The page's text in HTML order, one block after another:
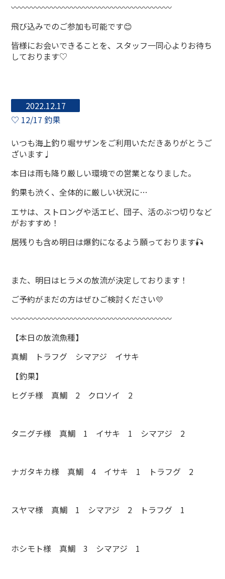
〰〰〰〰〰〰〰〰〰〰〰〰〰〰〰〰〰〰〰〰
飛び込みでのご参加も可能です😊
皆様にお会いできることを、スタッフ一同心よりお待ち
しております♡
2022.12.17
♡ 12/17 釣果
いつも海上釣り堀サザンをご利用いただきありがとうご
ざいます♩
本日は雨も降り厳しい環境での営業となりました。
釣果も渋く、全体的に厳しい状況に…
エサは、ストロングや活エビ、団子、活のぶつ切りなど
がおすすめ！
居残りも含め明日は爆釣になるよう願っております🎣
また、明日はヒラメの放流が決定しております！
ご予約がまだの方はぜひご検討ください💛
〰〰〰〰〰〰〰〰〰〰〰〰〰〰〰〰〰〰〰〰
【本日の放流魚種】
真鯛 トラフグ シマアジ イサキ
【釣果】
ヒグチ様 真鯛 2 クロソイ 2
タニグチ様 真鯛 1 イサキ 1 シマアジ 2
ナガタキカ様 真鯛 4 イサキ 1 トラフグ 2
スヤマ様 真鯛 1 シマアジ 2 トラフグ 1
ホシモト様 真鯛 3 シマアジ 1